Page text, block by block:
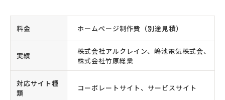
料金 ホームページ制作費（別途見積）
実績
株式会社アルクレイン、嶋池電気株式会、
株式会社竹原総業
対応サイト種
類
コーポレートサイト、サービスサイト